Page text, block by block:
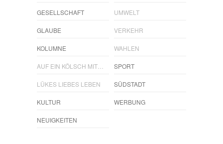
GESELLSCHAFT
GLAUBE
KOLUMNE
AUF EIN KÖLSCH MIT…
LÜKES LIEBES LEBEN
KULTUR
NEUIGKEITEN
UMWELT
VERKEHR
WAHLEN
SPORT
SÜDSTADT
WERBUNG